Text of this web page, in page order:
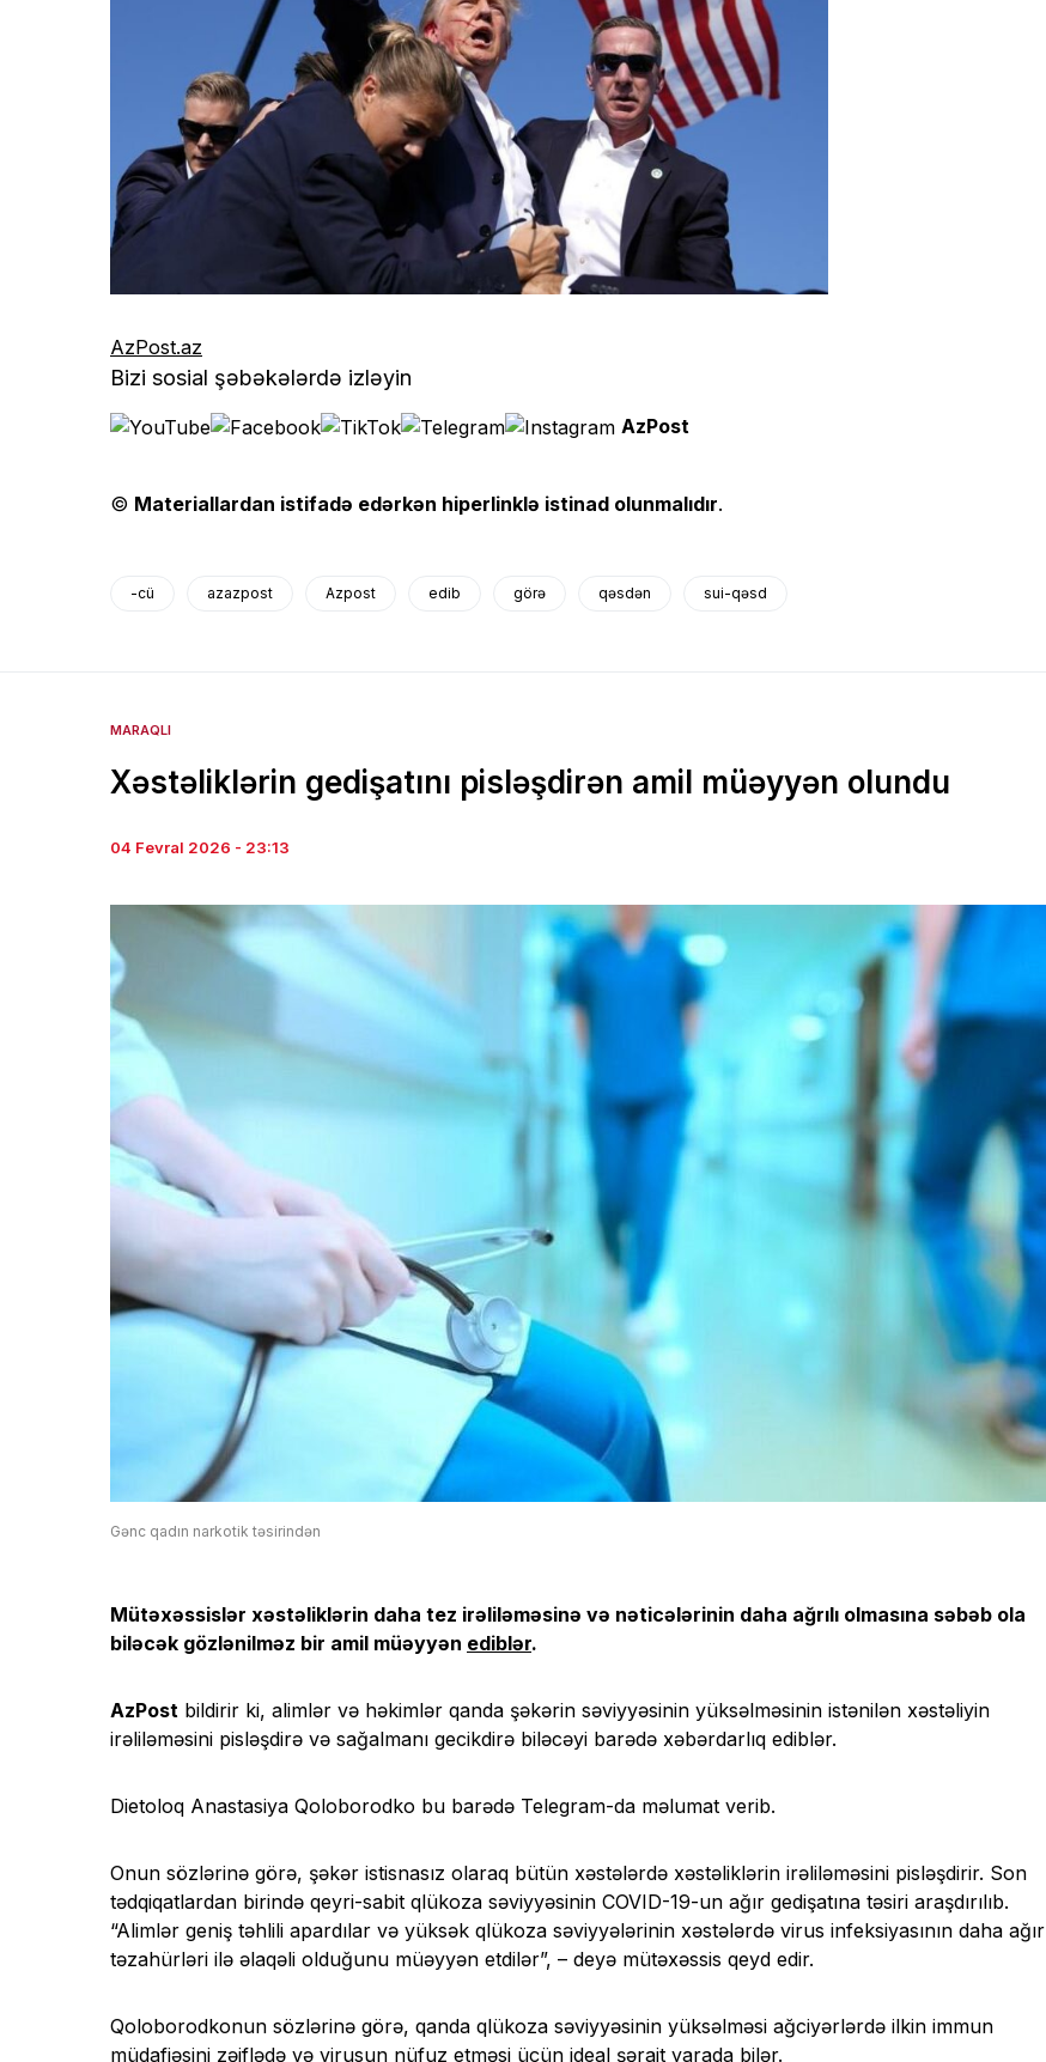
AzPost.az
Bizi sosial şəbəkələrdə izləyin
AzPost
© Materiallardan istifadə edərkən hiperlinklə istinad olunmalıdır.
-cü azazpost Azpost edib görə qəsdən sui-qəsd
MARAQLI
Xəstəliklərin gedişatını pisləşdirən amil müəyyən olundu
04 Fevral 2026 - 23:13
Gənc qadın narkotik təsirindən
Mütəxəssislər xəstəliklərin daha tez irəliləməsinə və nəticələrinin daha ağrılı olmasına səbəb ola
biləcək gözlənilməz bir amil müəyyən ediblər.
AzPost bildirir ki, alimlər və həkimlər qanda şəkərin səviyyəsinin yüksəlməsinin istənilən xəstəliyin
irəliləməsini pisləşdirə və sağalmanı gecikdirə biləcəyi barədə xəbərdarlıq ediblər.
Dietoloq Anastasiya Qoloborodko bu barədə Telegram-da məlumat verib.
Onun sözlərinə görə, şəkər istisnasız olaraq bütün xəstələrdə xəstəliklərin irəliləməsini pisləşdirir. Son
tədqiqatlardan birində qeyri-sabit qlükoza səviyyəsinin COVID-19-un ağır gedişatına təsiri araşdırılıb.
“Alimlər geniş təhlili apardılar və yüksək qlükoza səviyyələrinin xəstələrdə virus infeksiyasının daha ağır
təzahürləri ilə əlaqəli olduğunu müəyyən etdilər”, – deyə mütəxəssis qeyd edir.
Qoloborodkonun sözlərinə görə, qanda qlükoza səviyyəsinin yüksəlməsi ağciyərlərdə ilkin immun
müdafiəsini zəiflədə və virusun nüfuz etməsi üçün ideal şərait yarada bilər.